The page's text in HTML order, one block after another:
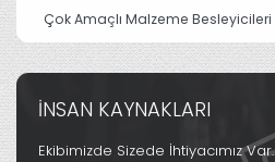
Çok Amaçlı Malzeme Besleyicileri
İNSAN KAYNAKLARI
Ekibimizde Sizede İhtiyacımız Var.